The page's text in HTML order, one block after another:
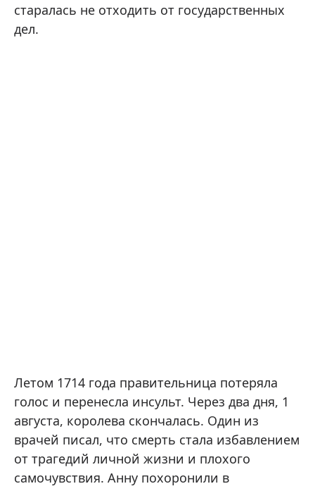
старалась не отходить от государственных
дел.
Летом 1714 года правительница потеряла
голос и перенесла инсульт. Через два дня, 1
августа, королева скончалась. Один из
врачей писал, что смерть стала избавлением
от трагедий личной жизни и плохого
самочувствия. Анну похоронили в